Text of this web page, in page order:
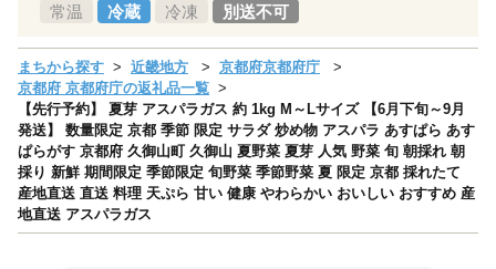
常温 冷蔵 冷凍 別送不可
まちから探す 近畿地方
京都府京都府庁
京都府 京都府庁の返礼品一覧
【先行予約】 夏芽 アスパラガス 約 1kg M～Lサイズ 【6月下旬～9月
発送】 数量限定 京都 季節 限定 サラダ 炒め物 アスパラ あすぱら あす
ぱらがす 京都府 久御山町 久御山 夏野菜 夏芽 人気 野菜 旬 朝採れ 朝
採り 新鮮 期間限定 季節限定 旬野菜 季節野菜 夏 限定 京都 採れたて
産地直送 直送 料理 天ぷら 甘い 健康 やわらかい おいしい おすすめ 産
地直送 アスパラガス